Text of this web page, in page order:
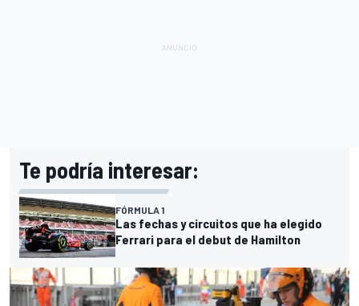
Te podría interesar:
FÓRMULA 1
Las fechas y circuitos que ha elegido
Ferrari para el debut de Hamilton